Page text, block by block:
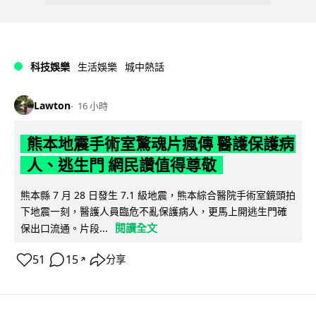
科技娛樂 生活娛樂 城中熱話
Lawton 16 小時
熊本地震手術室驚魂片瘋傳 醫護保護病
人、逃生門 網民讚值得尊敬
熊本縣 7 月 28 日發生 7.1 級地震，熊本綜合醫院手術室鏡頭拍
下地震一刻，醫護人員臨危不亂保護病人，更馬上開逃生門確
保出口流通。片段...
閱讀全文
51 15 ↗ 分享